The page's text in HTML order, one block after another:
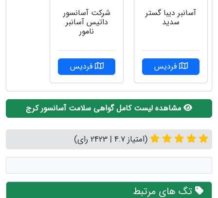
آسانبر دیبا گستر
سدید
فردیس
شرکت آسانسور
داتیس آسانبر
نامور
فردیس
مشاهده لیست کامل گواهی سلامت آسانسور کرج
(امتیاز 4.7 | 2423 رای)
تگ های مرتبط